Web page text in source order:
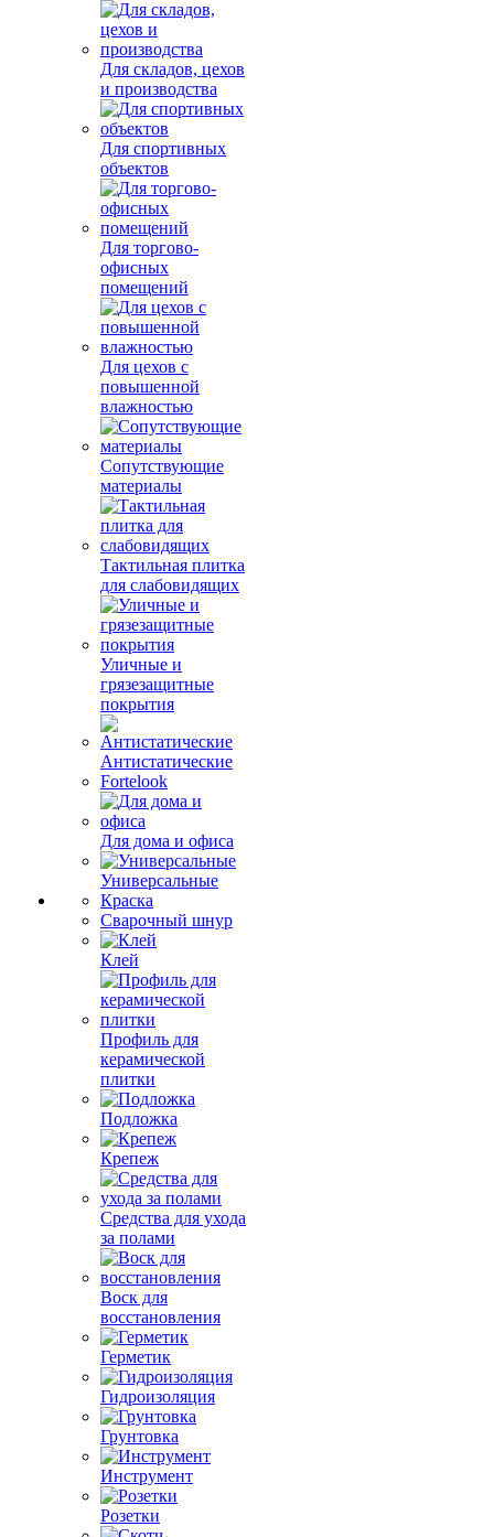
Для складов, цехов
и производства
Для спортивных
объектов
Для торгово-
офисных
помещений
Для цехов с
повышенной
влажностью
Сопутствующие
материалы
Тактильная плитка
для слабовидящих
Уличные и
грязезащитные
покрытия
Антистатические
Fortelook
Для дома и офиса
Универсальные
Краска
Сварочный шнур
Клей
Профиль для
керамической
плитки
Подложка
Крепеж
Средства для ухода
за полами
Воск для
восстановления
Герметик
Гидроизоляция
Грунтовка
Инструмент
Розетки